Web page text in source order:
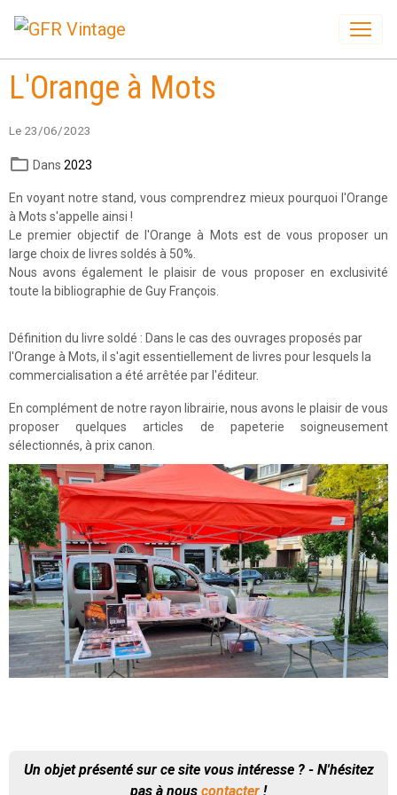
L'Orange à Mots
Le 23/06/2023
Dans 2023
En voyant notre stand, vous comprendrez mieux pourquoi l'Orange
à Mots s'appelle ainsi !
Le premier objectif de l'Orange à Mots est de vous proposer un
large choix de livres soldés à 50%.
Nous avons également le plaisir de vous proposer en exclusivité
toute la bibliographie de Guy François.
Définition du livre soldé : Dans le cas des ouvrages proposés par
l'Orange à Mots, il s'agit essentiellement de livres pour lesquels la
commercialisation a été arrêtée par l'éditeur.
En complément de notre rayon librairie, nous avons le plaisir de vous
proposer quelques articles de papeterie soigneusement
sélectionnés, à prix canon.
Un objet présenté sur ce site vous intéresse ? - N'hésitez
pas à nous contacter !